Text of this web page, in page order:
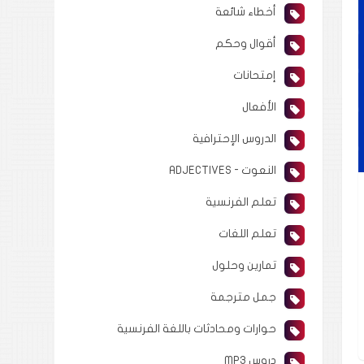
أخطاء شائعة
أقوال وحكم
إمتحانات
الأفعال
الدروس الإحترافية
النعوت - ADJECTIVES
تعلم الفرنسية
تعلم اللغات
تمارين وحلول
جمل مترجمة
حوارات ومحادثات باللغة الفرنسية
دروس MP3